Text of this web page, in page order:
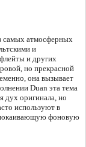
самых атмосферных
и
и других
но прекрасной
она вызывает
Duan эта тема
дух оригинала, но
используют в
фоновую